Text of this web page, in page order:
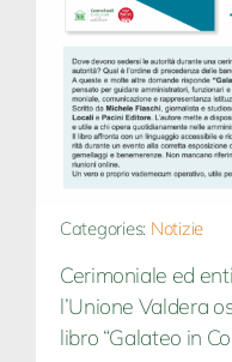
Categories: Notizie
Cerimoniale ed
l’Unione Valdera
libro “Galateo in